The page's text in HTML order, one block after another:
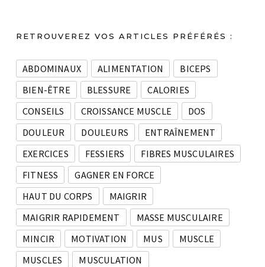
RETROUVEREZ VOS ARTICLES PRÉFÉRÉS :
ABDOMINAUX ALIMENTATION
BICEPS
BIEN-ÊTRE
BLESSURE
CALORIES
CONSEILS
CROISSANCE MUSCLE
DOS
DOULEUR
DOULEURS
ENTRAÎNEMENT
EXERCICES
FESSIERS
FIBRES MUSCULAIRES
FITNESS
GAGNER EN FORCE
HAUT DU CORPS
MAIGRIR
MAIGRIR RAPIDEMENT
MASSE MUSCULAIRE
MINCIR
MOTIVATION MUS
MUSCLE
MUSCLES
MUSCULATION